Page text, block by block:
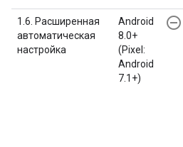
1.6. Расширенная
автоматическая
настройка
Android
8.0+
(Pixel:
Android
7.1+)
remove_circle_outline